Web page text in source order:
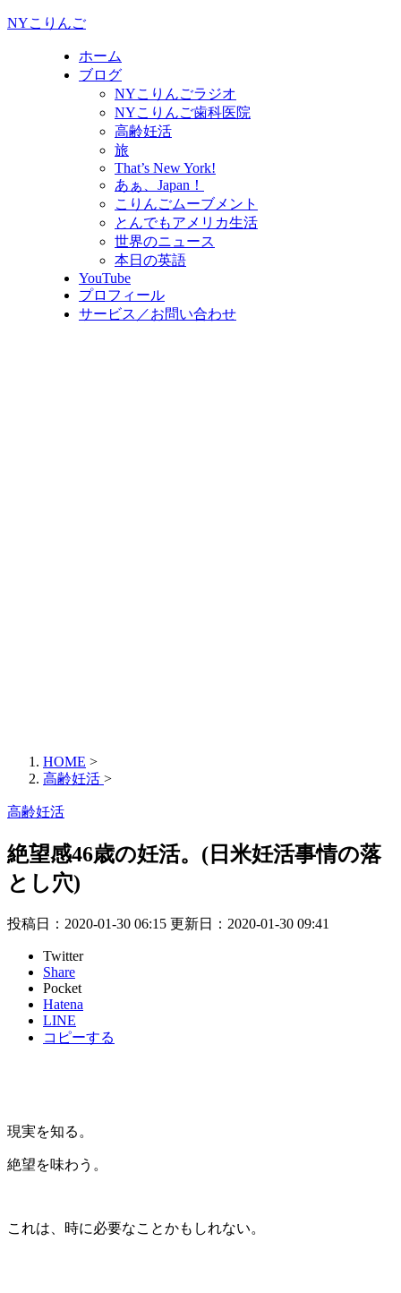
NYこりんご
ホーム
ブログ
NYこりんごラジオ
NYこりんご歯科医院
高齢妊活
旅
That’s New York!
あぁ、Japan！
こりんごムーブメント
とんでもアメリカ生活
世界のニュース
本日の英語
YouTube
プロフィール
サービス／お問い合わせ
HOME >
高齢妊活 >
高齢妊活
絶望感46歳の妊活。(日米妊活事情の落
とし穴)
投稿日：2020-01-30 06:15 更新日： 2020-01-30 09:41
Twitter
Share
Pocket
Hatena
LINE
コピーする
現実を知る。
絶望を味わう。
これは、時に必要なことかもしれない。